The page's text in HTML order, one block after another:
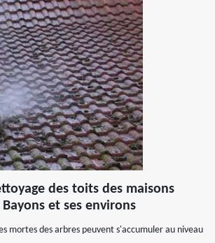
des toits des maisons
et ses environs
mortes des arbres peuvent s'accumuler au niveau